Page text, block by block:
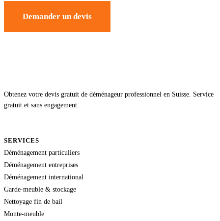
Demander un devis
Obtenez votre devis gratuit de déménageur professionnel en Suisse. Service
gratuit et sans engagement.
SERVICES
Déménagement particuliers
Déménagement entreprises
Déménagement international
Garde-meuble & stockage
Nettoyage fin de bail
Monte-meuble